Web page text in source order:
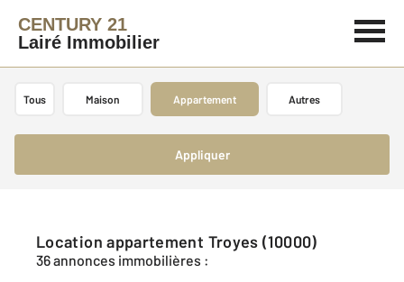
CENTURY 21
Lairé Immobilier
Tous Maison Appartement Autres
Appliquer
Location appartement Troyes (10000)
36 annonces immobilières :